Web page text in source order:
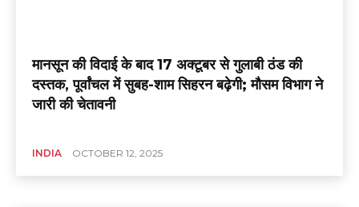
मानसून की विदाई के बाद 17 अक्टूबर से गुलाबी ठंड की
दस्तक, पूर्वांचल में सुबह-शाम सिहरन बढ़ेगी; मौसम विभाग ने
जारी की चेतावनी
INDIA OCTOBER 12, 2025